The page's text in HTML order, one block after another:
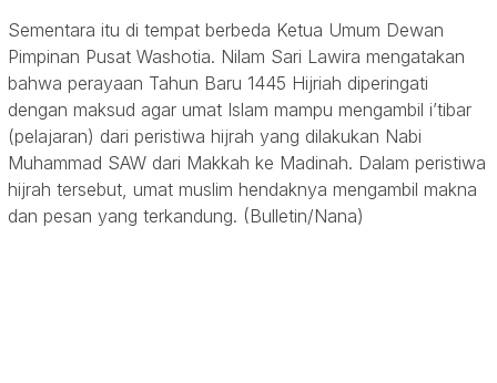
Sementara itu di tempat berbeda Ketua Umum Dewan
Pimpinan Pusat Washotia. Nilam Sari Lawira mengatakan
bahwa perayaan Tahun Baru 1445 Hijriah diperingati
dengan maksud agar umat Islam mampu mengambil i’tibar
(pelajaran) dari peristiwa hijrah yang dilakukan Nabi
Muhammad SAW dari Makkah ke Madinah. Dalam peristiwa
hijrah tersebut, umat muslim hendaknya mengambil makna
dan pesan yang terkandung. (Bulletin/Nana)